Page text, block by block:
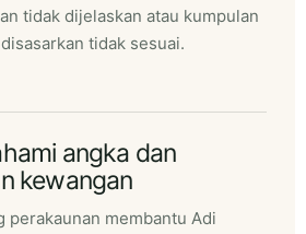
tidak dijelaskan atau kumpulan
tidak sesuai.
angka dan
kewangan
perakaunan membantu Adi